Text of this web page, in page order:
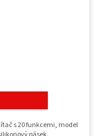
s 20 funkcemi, model